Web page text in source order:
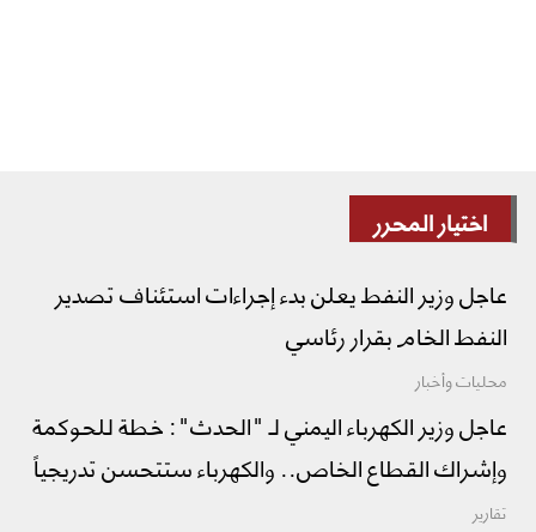
اختيار المحرر
عاجل وزير النفط يعلن بدء إجراءات استئناف تصدير
النفط الخام بقرار رئاسي
محليات وأخبار
عاجل وزير الكهرباء اليمني لـ "الحدث": خطة للحوكمة
وإشراك القطاع الخاص.. والكهرباء ستتحسن تدريجياً
تقارير